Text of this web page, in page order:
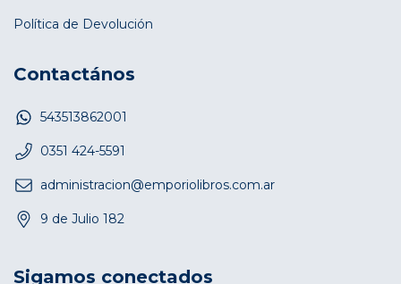
Política de Devolución
Contactános
543513862001
0351 424-5591
administracion@emporiolibros.com.ar
9 de Julio 182
Sigamos conectados